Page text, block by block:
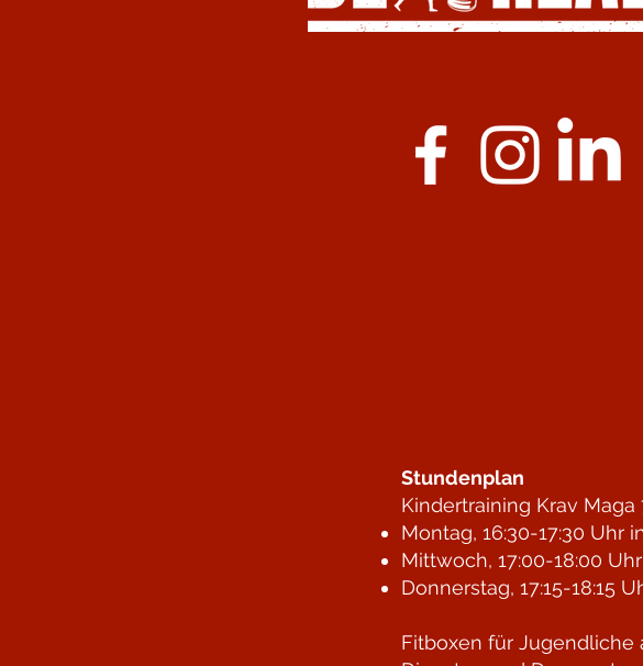
Stundenplan
Kindertraining Krav Maga
Montag, 16:30-17:30 Uhr
Mittwoch, 17:00-18:00
Donnerstag, 17:15-18:15
Fitboxen für Jugendliche